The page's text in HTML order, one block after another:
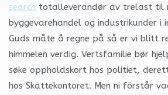
search totalleverandør av trelast til
byggevarehandel og industrikunder i
Guds måte å regne på så er vi blitt
himmelen verdig. Vertsfamilie bør
søke oppholdskort hos politiet,
hos Skattekontoret. Men ni förstår